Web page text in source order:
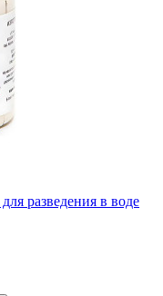
разведения в воде